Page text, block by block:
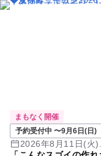
まもなく開催
予約受付中 〜9月6日(日)
2026年8月11日(火